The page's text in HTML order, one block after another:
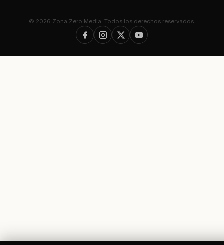
© 2026 Zona Zero Media. Todos los derechos reservados.